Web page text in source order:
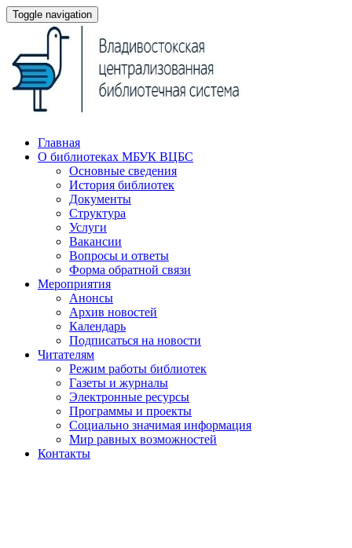
Toggle navigation
Главная
О библиотеках МБУК ВЦБС
Основные сведения
История библиотек
Документы
Структура
Услуги
Вакансии
Вопросы и ответы
Форма обратной связи
Мероприятия
Анонсы
Архив новостей
Календарь
Подписаться на новости
Читателям
Режим работы библиотек
Газеты и журналы
Электронные ресурсы
Программы и проекты
Социально значимая информация
Мир равных возможностей
Контакты